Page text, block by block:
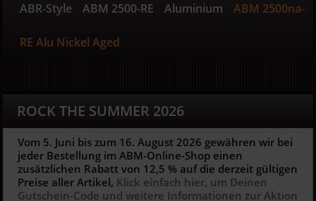
ABR-Style ABM 2500-RE Aluminium ABM 2500na-
RE Alu Nickel Aged
ROCK THE SUMMER 2026
Vom 5. Juni bis zum 16. August 2026 gewähren wir bei
jeder Bestellung im ABM-Online-Shop einen
zusätzlichen Rabatt von 12,5 % auf die derzeit gültigen
Preise aller Artikel, Klick einfach hier, um Deinen
Gutschein-Code und weitere Informationen zur Aktion